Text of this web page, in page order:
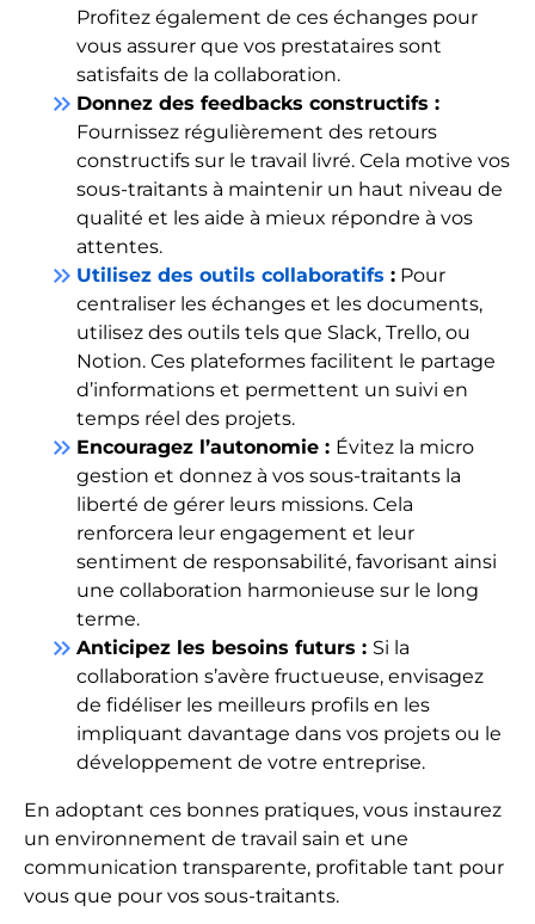
Profitez également de ces échanges pour
vous assurer que vos prestataires sont
satisfaits de la collaboration.
keyboard_double_arrow_right Donnez des feedbacks constructifs :
Fournissez régulièrement des retours
constructifs sur le travail livré. Cela motive vos
sous-traitants à maintenir un haut niveau de
qualité et les aide à mieux répondre à vos
attentes.
keyboard_double_arrow_right Utilisez des outils collaboratifs : Pour
centraliser les échanges et les documents,
utilisez des outils tels que Slack, Trello, ou
Notion. Ces plateformes facilitent le partage
d’informations et permettent un suivi en
temps réel des projets.
keyboard_double_arrow_right Encouragez l’autonomie : Évitez la micro
gestion et donnez à vos sous-traitants la
liberté de gérer leurs missions. Cela
renforcera leur engagement et leur
sentiment de responsabilité, favorisant ainsi
une collaboration harmonieuse sur le long
terme.
keyboard_double_arrow_right Anticipez les besoins futurs : Si la
collaboration s’avère fructueuse, envisagez
de fidéliser les meilleurs profils en les
impliquant davantage dans vos projets ou le
développement de votre entreprise.
En adoptant ces bonnes pratiques, vous instaurez
un environnement de travail sain et une
communication transparente, profitable tant pour
vous que pour vos sous-traitants.